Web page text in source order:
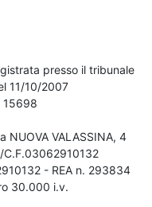
presso il tribunale
11/10/2007
15698
NUOVA VALASSINA, 4
C.F.03062910132
- REA n. 293834
30.000 i.v.